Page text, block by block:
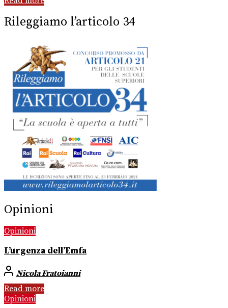
Rileggiamo l’articolo 34
Opinioni
Opinioni
L’urgenza dell’Emfa
Nicola Fratoianni
Read more
Opinioni